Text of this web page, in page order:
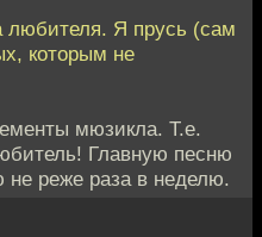
любителя. Я прусь (сам
которым не
мюзикла. Т.е.
Главную песню
не реже раза в неделю.